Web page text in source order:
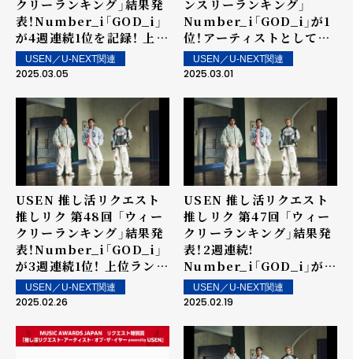
クリーランキング」結果発
表！Number_i「GOD_i」
が4週連続1位を記録！ 上位
ランクイン楽曲は街中・店
内で配信！
USEN／U-NEXT関連
2025.03.05
ンスリーランキング」
Number_i「GOD_i」が1
位！アーティストとしては
3か月連続の1位を記録！
USEN／U-NEXT関連
2025.03.01
USEN 推し活リクエスト
推しリク 第48回 「ウィー
クリーランキング」結果発
表！Number_i「GOD_i」
が3週連続1位！ 上位ランク
イン楽曲は街中・店内で配
信！
USEN／U-NEXT関連
2025.02.26
USEN 推し活リクエスト
推しリク 第47回 「ウィー
クリーランキング」結果発
表！2週連続!
Number_i「GOD_i」が1
位！ 上位ランクイン楽曲は
街中・店内で配信！
USEN／U-NEXT関連
2025.02.19